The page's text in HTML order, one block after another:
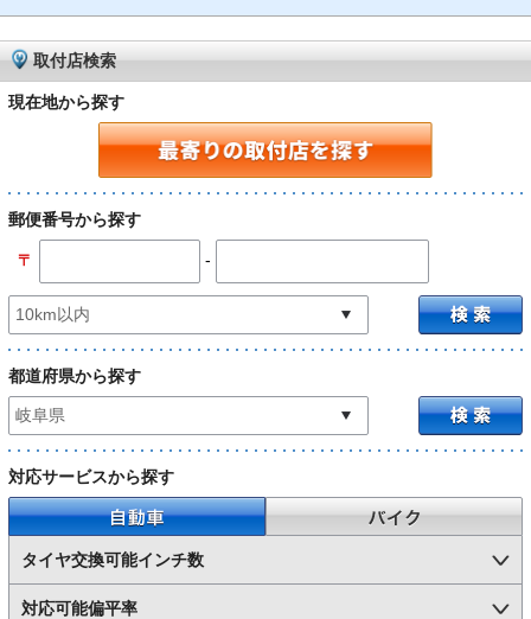
取付店検索
現在地から探す
郵便番号から探す
〒 -
都道府県から探す
対応サービスから探す
自動車
タイヤ交換可能インチ数
対応可能偏平率